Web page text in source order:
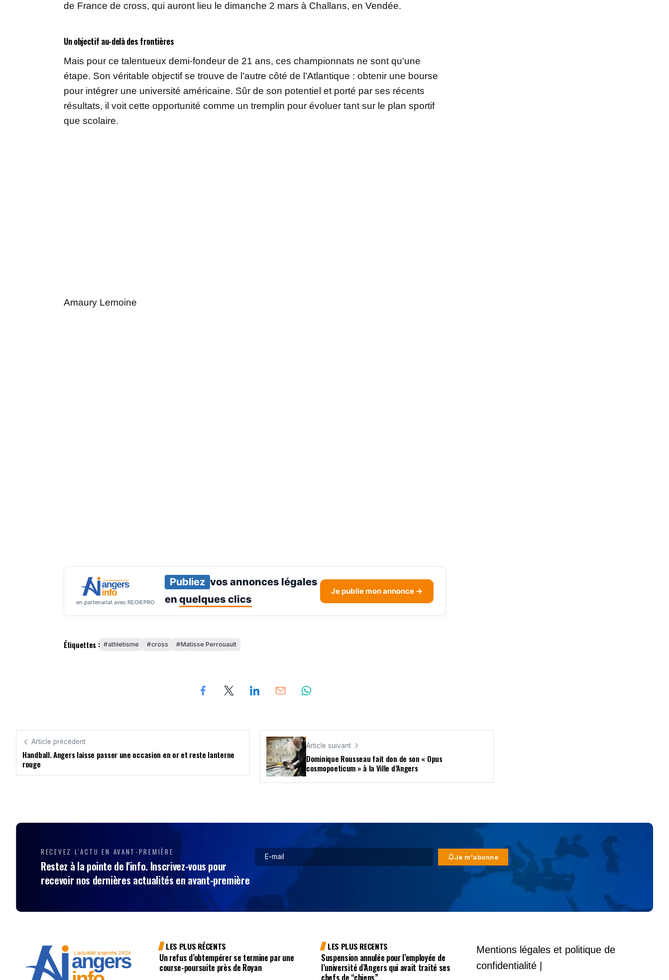
de France de cross, qui auront lieu le dimanche 2 mars à Challans, en Vendée.
Un objectif au-delà des frontières
Mais pour ce talentueux demi-fondeur de 21 ans, ces championnats ne sont qu’une
étape. Son véritable objectif se trouve de l’autre côté de l’Atlantique : obtenir une bourse
pour intégrer une université américaine. Sûr de son potentiel et porté par ses récents
résultats, il voit cette opportunité comme un tremplin pour évoluer tant sur le plan sportif
que scolaire.
Amaury Lemoine
en partenariat avec REGIEPRO
Publiez vos annonces légales
en quelques clics
Je publie mon annonce →
Étiquettes : athletisme cross Matisse Perrouault
Article précédent
Handball. Angers laisse passer une occasion en or et reste lanterne
rouge
Article suivant
Dominique Rousseau fait don de son « Opus
cosmopoeticum » à la Ville d’Angers
RECEVEZ L'ACTU EN AVANT-PREMIÈRE
Restez à la pointe de l'info. Inscrivez-vous pour
recevoir nos dernières actualités en avant-première
Je m'abonne
LES PLUS RÉCENTS
Un refus d’obtempérer se termine par une
course-poursuite près de Royan
LES PLUS RECENTS
Suspension annulée pour l’employée de
l’université d’Angers qui avait traité ses
chefs de “chiens”
Mentions légales et politique de
confidentialité |